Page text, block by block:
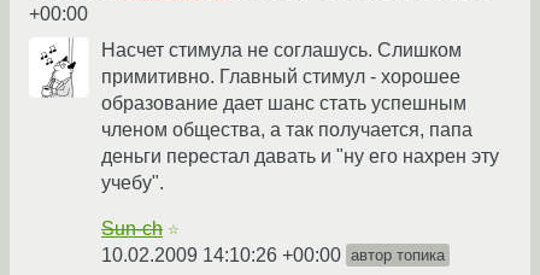
+00:00
Насчет стимула не соглашусь. Слишком
примитивно. Главный стимул - хорошее
образование дает шанс стать успешным
членом общества, а так получается, папа
деньги перестал давать и "ну его нахрен эту
учебу".
Sun-ch ☆
10.02.2009 14:10:26 +00:00 автор топика